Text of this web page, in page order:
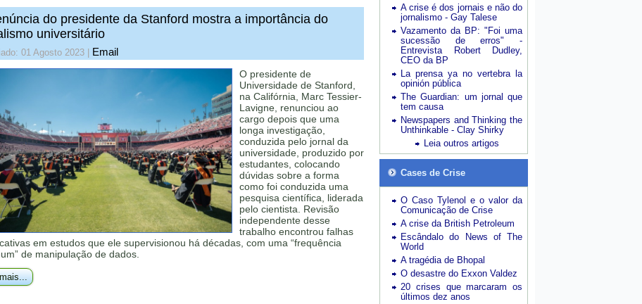
do presidente da Stanford mostra a importância do
universitário
01 Agosto 2023 Email
O presidente de
Universidade de Stanford,
na Califórnia, Marc Tessier-
Lavigne, renunciou ao
cargo depois que uma
longa investigação,
conduzida pelo jornal da
universidade, produzido por
estudantes, colocando
dúvidas sobre a forma
como foi conduzida uma
pesquisa científica, liderada
pelo cientista. Revisão
independente desse
trabalho encontrou falhas
em estudos que ele supervisionou há décadas, com uma “frequência
de manipulação de dados.
A crise é dos jornais e não do
jornalismo - Gay Talese
Vazamento da BP: "Foi uma
sucessão de erros" -
Entrevista Robert Dudley,
CEO da BP
La prensa ya no vertebra la
opinión pública
The Guardian: um jornal que
tem causa
Newspapers and Thinking the
Unthinkable - Clay Shirky
Leia outros artigos
Cases de Crise
O Caso Tylenol e o valor da
Comunicação de Crise
A crise da British Petroleum
Escândalo do News of The
World
A tragédia de Bhopal
O desastre do Exxon Valdez
20 crises que marcaram os
últimos dez anos